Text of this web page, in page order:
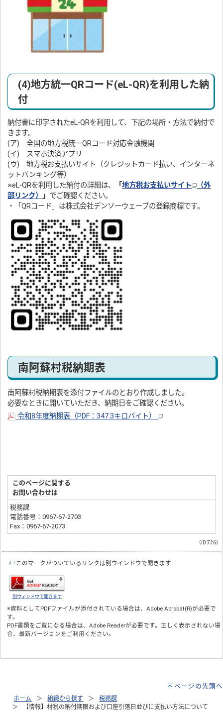
(4)地方統一QRコード(eL-QR)を利用した納
付
納付書に印字されたeL-QRを利用して、下記の場所・方法で納付で
きます。
(ア) 全国の地方税統一QRコード対応金融機関
(イ) スマホ決済アプリ
(ウ) 地方税お支払いサイト（クレジットカード払い、インターネ
ットバンキング等）
※eL-QRを利用した納付の詳細は、
「地方税お支払いサイト
（外
部リンク）
」 でご確認ください。
・「QRコード」は株式会社デンソーウェーブの登録商標です。
南阿蘇村税納期表
南阿蘇村税納期表を添付ファイルのとおり作成しました。
必要なときに開いていただき、納期日をご確認ください。
令和8年度納期表（PDF：347.3キロバイト）
このページに関する
お問い合わせは
税務課
電話番号：0967-67-2703
Fax：0967-67-2073
（ID:726）
このマークがついているリンクは別ウインドウで開きます
別ウィンドウで開きます
※資料としてPDFファイルが添付されている場合は、Adobe Acrobat(R)が必要で
す。
PDF書類をご覧になる場合は、Adobe Readerが必要です。正しく表示されない場
合、最新バージョンをご利用ください。
ページの先頭へ
ホーム 組織から探す
税務課
【情報】村税の納付期限および口座引落日並びに支払い方法について